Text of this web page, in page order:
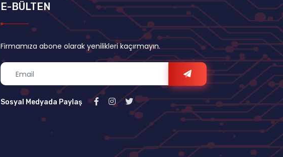
E-BÜLTEN
Firmamıza abone olarak yenilikleri kaçırmayın.
Sosyal Medyada Paylaş